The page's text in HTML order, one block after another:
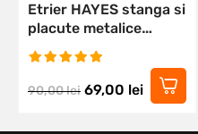
Etrier HAYES stanga si
placute metalice
cadou
90,00lei 69,00 lei